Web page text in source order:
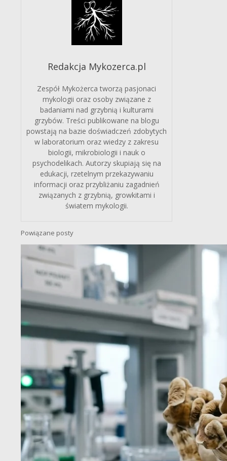
Redakcja Mykozerca.pl
Zespół Mykożerca tworzą pasjonaci
mykologii oraz osoby związane z
badaniami nad grzybnią i kulturami
grzybów. Treści publikowane na blogu
powstają na bazie doświadczeń zdobytych
w laboratorium oraz wiedzy z zakresu
biologii, mikrobiologii i nauk o
psychodelikach. Autorzy skupiają się na
edukacji, rzetelnym przekazywaniu
informacji oraz przybliżaniu zagadnień
związanych z grzybnią, growkitami i
światem mykologii.
Powiązane posty